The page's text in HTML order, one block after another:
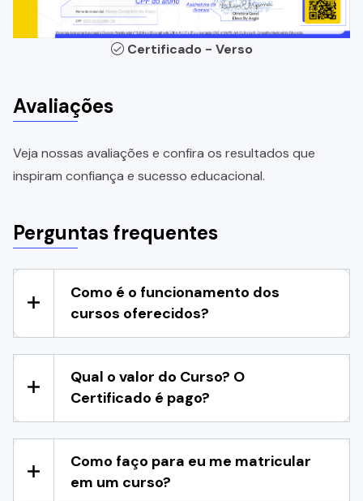
Certificado - Verso
Avaliações
Veja nossas avaliações e confira os resultados que
inspiram confiança e sucesso educacional.
Perguntas frequentes
Como é o funcionamento dos
cursos oferecidos?
Qual o valor do Curso? O
Certificado é pago?
Como faço para eu me matricular
em um curso?